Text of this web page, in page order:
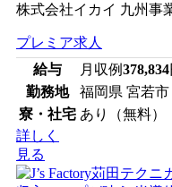
株式会社イカイ 九州事
プレミア求人
給与
月収例378,834
勤務地
福岡県 宮若市
寮・社宅 あり（無料）
詳しく
見る